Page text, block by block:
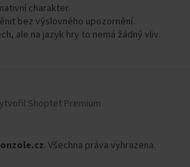
charakter.
bez výslovného upozornění.
ale na jazyk hry to nemá žádný vliv.
Shoptet Premium
. Všechna práva vyhrazena.